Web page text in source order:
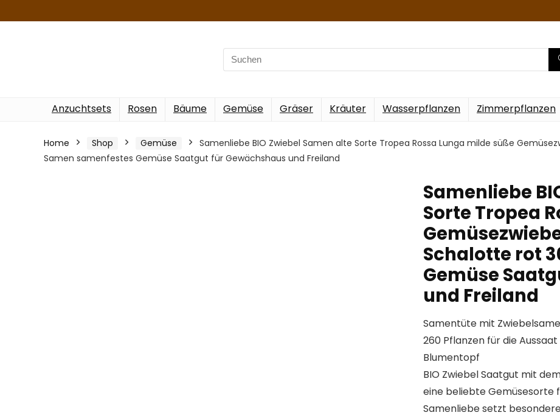
Search
for:
Anzuchtsets Rosen Bäume Gemüse Gräser Kräuter Wasserpflanzen Zimmerpflanzen
Home Shop Gemüse
Samenliebe BIO Zwiebel Samen alte Sorte Tropea Rossa Lunga milde süße
Samen samenfestes Gemüse Saatgut für Gewächshaus und Freiland
Samenliebe
Sorte Tropea
Schalotte rot
Gemüse
und Freiland
Samentüte mit
260 Pflanzen für die
Blumentopf
BIO Zwiebel Saatgut mit
eine beliebte Gemüsesorte
Samenliebe setzt